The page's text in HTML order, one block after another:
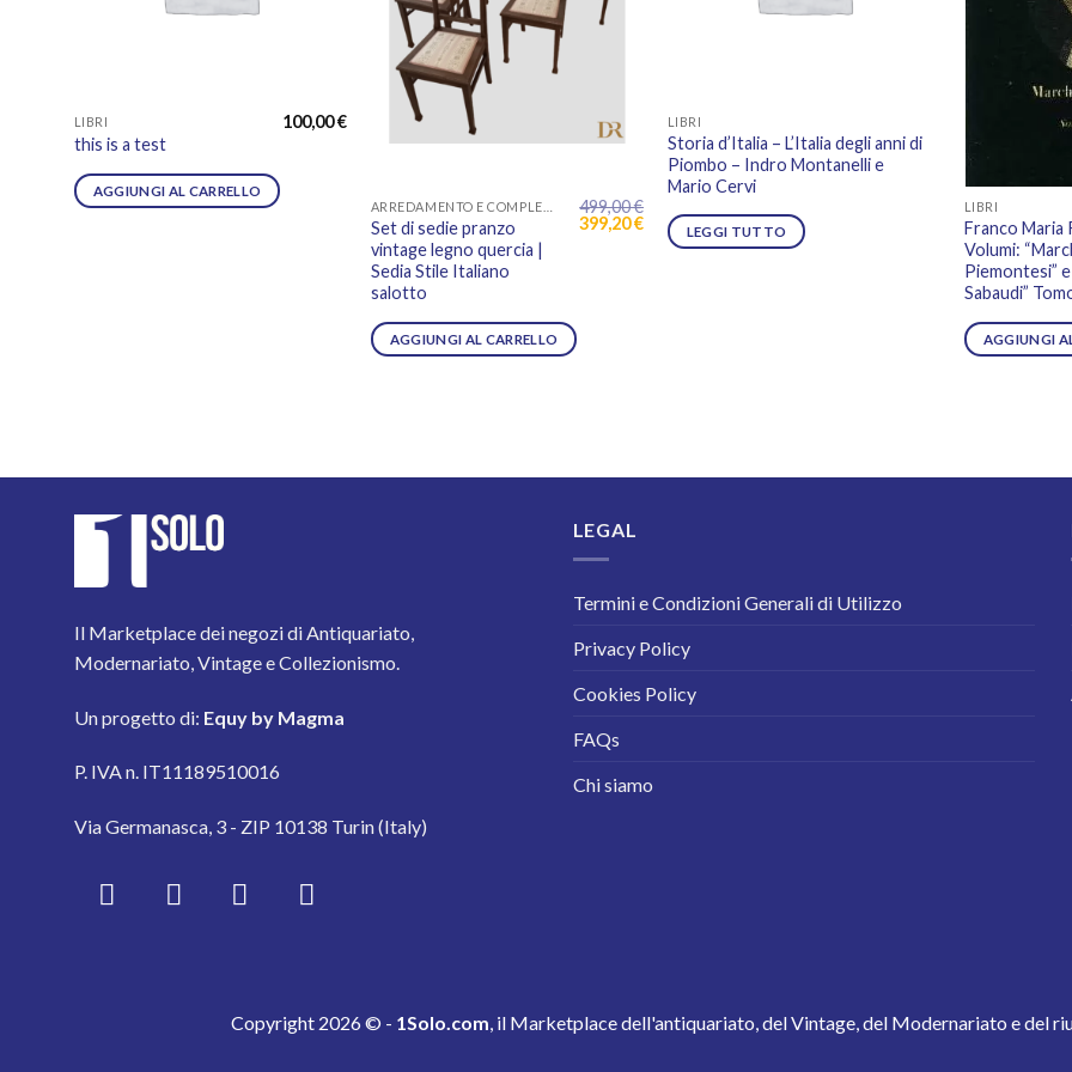
LIBRI
this is a test
100,00€
AGGIUNGI AL CARRELLO
Set di sedie pranzo
vintage legno quercia |
Sedia Stile Italiano
salotto
499,00€
Il
prezzo
399,20€Il
prezzo
attuale
AGGIUNGI AL CARRELLO
LIBRI
Storia d’Italia – L’Italia degli anni di
Piombo – Indro Montanelli e
Mario Cervi
LEGGI TUTTO
LIBRI
Franco Maria
Volumi:
Piemontesi”
Sabaudi”
AGGIUNGI
Il Marketplace dei negozi di Antiquariato,
Modernariato, Vintage e Collezionismo.
Un progetto di: Equy by Magma
P. IVA n. IT11189510016
Via Germanasca, 3 - ZIP 10138 Turin (Italy)
LEGAL
Termini e Condizioni Generali di Utilizzo
Privacy Policy
Cookies Policy
FAQs
Chi siamo
Copyright 2026 © - 1Solo.com, il Marketplace dell'antiquariato, del Vintage, del Modernariato e del